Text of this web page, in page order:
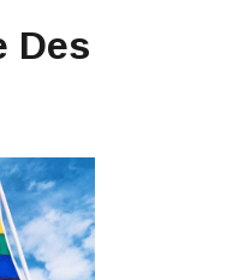
Des